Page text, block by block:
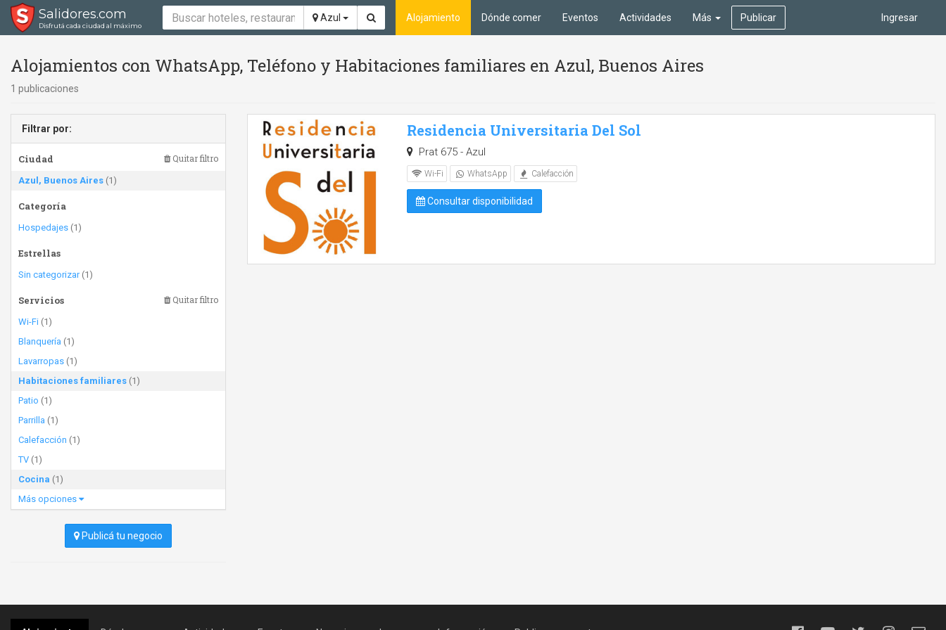
Salidores.com
Disfrutá cada ciudad al máximo
Azul Ingresar
Alojamiento Dónde comer Eventos Actividades Más Publicar
Alojamientos con WhatsApp, Teléfono y Habitaciones familiares en Azul, Buenos Aires
1 publicaciones
Filtrar por:
Ciudad Quitar filtro
Azul, Buenos Aires (1)
Categoría
Hospedajes (1)
Estrellas
Sin categorizar(1)
Servicios Quitar filtro
Wi-Fi (1)
Blanquería (1)
Lavarropas (1)
Habitaciones familiares (1)
Patio (1)
Parrilla (1)
Calefacción (1)
TV (1)
Cocina (1)
Más opciones
Publicá tu negocio
Residencia Universitaria Del Sol
Prat 675 - Azul
Wi-Fi WhatsApp Calefacción
Consultar disponibilidad